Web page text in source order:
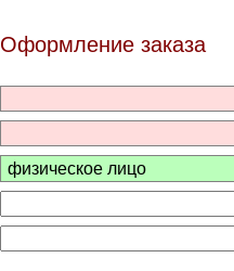
Оформление заказа